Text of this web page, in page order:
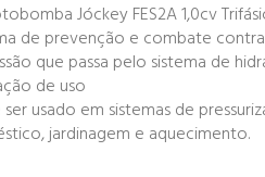
Jóckey FES2A 1,0cv
de prevenção e combate
que passa pelo sistema de
de uso
usado em sistemas de
jardinagem e aquecimento.